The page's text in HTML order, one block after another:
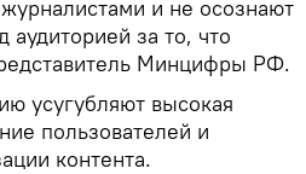
и не осознают
аудиторией за то, что
Минцифры РФ.
усугубляют высокая
пользователей и
контента.